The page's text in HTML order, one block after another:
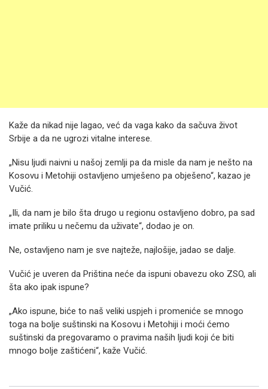
Kaže da nikad nije lagao, već da vaga kako da sačuva život
Srbije a da ne ugrozi vitalne interese.
„Nisu ljudi naivni u našoj zemlji pa da misle da nam je nešto na
Kosovu i Metohiji ostavljeno umješeno pa obješeno“, kazao je
Vučić.
„Ili, da nam je bilo šta drugo u regionu ostavljeno dobro, pa sad
imate priliku u nečemu da uživate“, dodao je on.
Ne, ostavljeno nam je sve najteže, najlošije, jadao se dalje.
Vučić je uveren da Priština neće da ispuni obavezu oko ZSO, ali
šta ako ipak ispune?
„Ako ispune, biće to naš veliki uspjeh i promeniće se mnogo
toga na bolje suštinski na Kosovu i Metohiji i moći ćemo
suštinski da pregovaramo o pravima naših ljudi koji će biti
mnogo bolje zaštićeni“, kaže Vučić.